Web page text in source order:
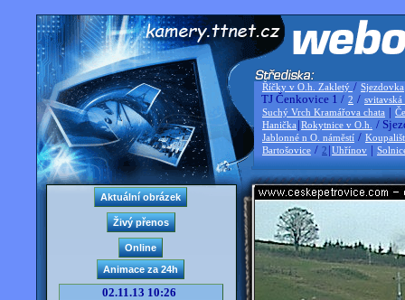
Říčky v O.h. Zakletý / Sjezdovka
TJ Čenkovice 1 / 2 / svitavská
Suchý Vrch Kramářova chata |
Hanička |Rokytnice v O.h. /
Jablonné n O. náměstí /
Bartošovice / 2 |Uhřínov |
02.11.13 10:26